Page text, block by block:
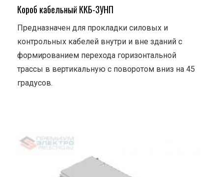
Короб кабельный ККБ-3УНП
Предназначен для прокладки силовых и
контрольных кабелей внутри и вне зданий с
формированием перехода горизонтальной
трассы в вертикальную с поворотом вниз на 45
градусов.